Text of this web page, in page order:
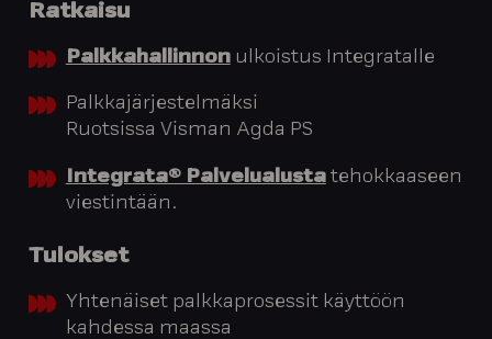
Ratkaisu
Palkkahallinnonulkoistus Integratalle
Palkkajärjestelmäksi
Ruotsissa Visman Agda PS
Integrata® Palvelualustatehokkaaseen
viestintään.
Tulokset
Yhtenäiset palkkaprosessit käyttöön
kahdessa maassa